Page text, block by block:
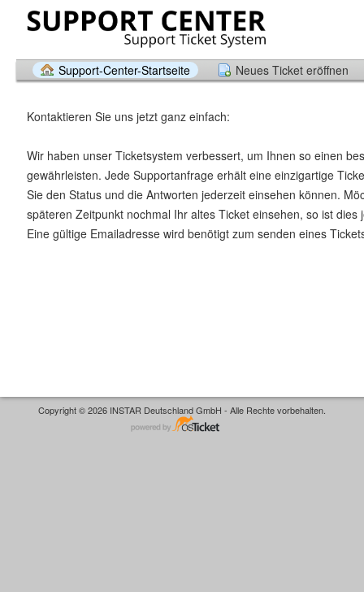
Support-Center-Startseite Neues Ticket eröffnen
Kontaktieren Sie uns jetzt ganz einfach:
Wir haben unser Ticketsystem verbessert, um Ihnen so einen
gewährleisten. Jede Supportanfrage erhält eine einzigartige
Sie den Status und die Antworten jederzeit einsehen können.
späteren Zeitpunkt nochmal Ihr altes Ticket einsehen, so ist dies
Eine gültige Emailadresse wird benötigt zum senden eines
Copyright © 2026 INSTAR Deutschland GmbH - Alle Rechte vorbehalten.